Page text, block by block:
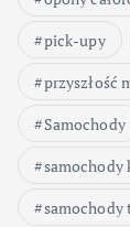
pick-upy
przyszłość
Samochody
samochody
samochody